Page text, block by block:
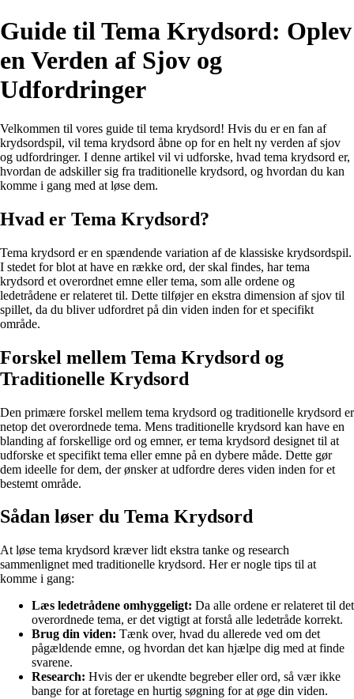
Guide til Tema Krydsord: Oplev
en Verden af Sjov og
Udfordringer
Velkommen til vores guide til tema krydsord! Hvis du er en fan af
krydsordspil, vil tema krydsord åbne op for en helt ny verden af sjov
og udfordringer. I denne artikel vil vi udforske, hvad tema krydsord er,
hvordan de adskiller sig fra traditionelle krydsord, og hvordan du kan
komme i gang med at løse dem.
Hvad er Tema Krydsord?
Tema krydsord er en spændende variation af de klassiske krydsordspil.
I stedet for blot at have en række ord, der skal findes, har tema
krydsord et overordnet emne eller tema, som alle ordene og
ledetrådene er relateret til. Dette tilføjer en ekstra dimension af sjov til
spillet, da du bliver udfordret på din viden inden for et specifikt
område.
Forskel mellem Tema Krydsord og
Traditionelle Krydsord
Den primære forskel mellem tema krydsord og traditionelle krydsord er
netop det overordnede tema. Mens traditionelle krydsord kan have en
blanding af forskellige ord og emner, er tema krydsord designet til at
udforske et specifikt tema eller emne på en dybere måde. Dette gør
dem ideelle for dem, der ønsker at udfordre deres viden inden for et
bestemt område.
Sådan løser du Tema Krydsord
At løse tema krydsord kræver lidt ekstra tanke og research
sammenlignet med traditionelle krydsord. Her er nogle tips til at
komme i gang:
Læs ledetrådene omhyggeligt: Da alle ordene er relateret til det
overordnede tema, er det vigtigt at forstå alle ledetråde korrekt.
Brug din viden: Tænk over, hvad du allerede ved om det
pågældende emne, og hvordan det kan hjælpe dig med at finde
svarene.
Research: Hvis der er ukendte begreber eller ord, så vær ikke
bange for at foretage en hurtig søgning for at øge din viden.